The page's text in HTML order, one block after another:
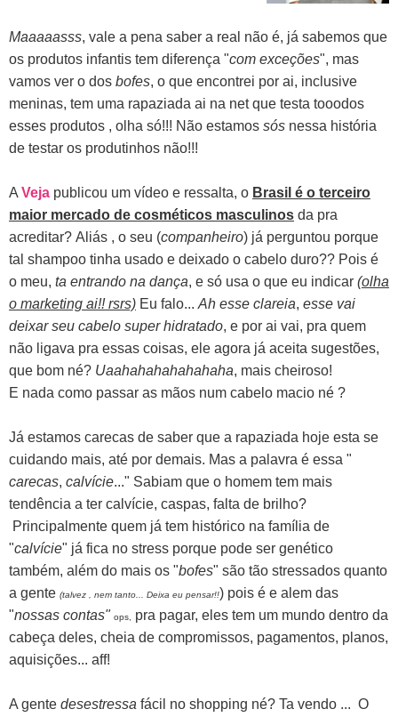
Maaaaasss, vale a pena saber a real não é, já sabemos que
os produtos infantis tem diferença "com exceções", mas
vamos ver o dos bofes, o que encontrei por ai, inclusive
meninas, tem uma rapaziada ai na net que testa tooodos
esses produtos , olha só!!! Não estamos sós nessa história
de testar os produtinhos não!!!
A Veja publicou um vídeo e ressalta, o Brasil é o terceiro
maior mercado de cosméticos masculinos da pra
acreditar? Aliás , o seu (companheiro) já perguntou porque
tal shampoo tinha usado e deixado o cabelo duro?? Pois é
o meu, ta entrando na dança, e só usa o que eu indicar (olha
o marketing ai!! rsrs) Eu falo... Ah esse clareia, esse vai
deixar seu cabelo super hidratado, e por ai vai, pra quem
não ligava pra essas coisas, ele agora já aceita sugestões,
que bom né? Uaahahahahahahaha, mais cheiroso!
E nada como passar as mãos num cabelo macio né ?
Já estamos carecas de saber que a rapaziada hoje esta se
cuidando mais, até por demais. Mas a palavra é essa "
carecas, calvície..." Sabiam que o homem tem mais
tendência a ter calvície, caspas, falta de brilho?
Principalmente quem já tem histórico na família de
"calvície" já fica no stress porque pode ser genético
também, além do mais os "bofes" são tão stressados quanto
a gente (talvez , nem tanto... Deixa eu pensar!!) pois é e alem das
"nossas contas" ops,
pra pagar, eles tem um mundo dentro da
cabeça deles, cheia de compromissos, pagamentos, planos,
aquisições... aff!
A gente desestressa fácil no shopping né? Ta vendo ... O